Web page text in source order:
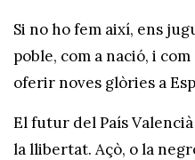
Si no ho fem així, ens
poble, com a nació, i
oferir noves glòries a
El futur del País
la llibertat. Açò, o la